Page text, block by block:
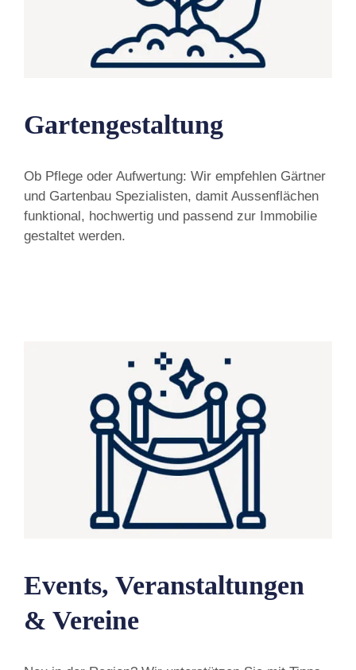
Gartengestaltung
Ob Pflege oder Aufwertung: Wir empfehlen Gärtner
und Gartenbau Spezialisten, damit Aussenflächen
funktional, hochwertig und passend zur Immobilie
gestaltet werden.
Events, Veranstaltungen
& Vereine